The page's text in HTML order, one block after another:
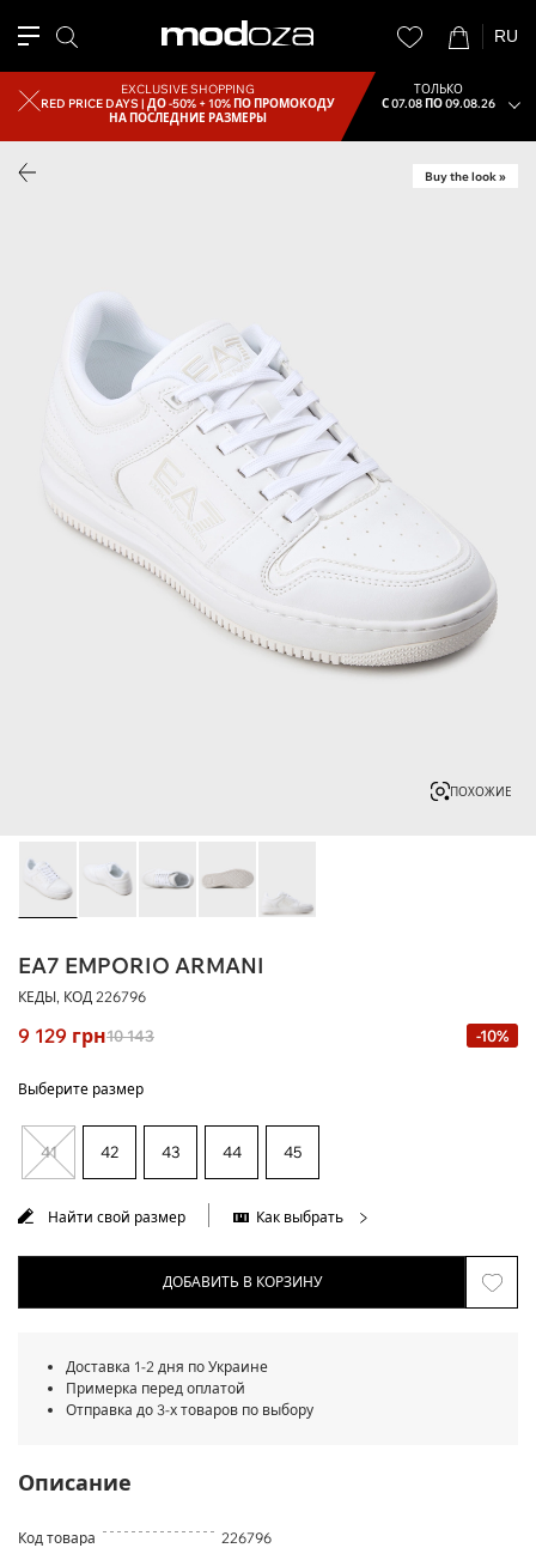
RU
EXCLUSIVE SHOPPING
RED PRICE DAYS |ДО -50% + 10% ПО ПРОМОКОДУ
НА ПОСЛЕДНИЕ РАЗМЕРЫ
ТОЛЬКО
С 07.08 ПО 09.08.26
Buy the look »
ПОХОЖИЕ
EA7 EMPORIO ARMANI
КЕДЫ, КОД 226796
9 129 грн10 143 -10%
Выберите размер
41 42 43 44 45
Найти свой размер Как выбрать
ДОБАВИТЬ В КОРЗИНУ
Доставка 1-2 дня по Украине
Примерка перед оплатой
Отправка до 3-х товаров по выбору
Описание
Код товара
226796